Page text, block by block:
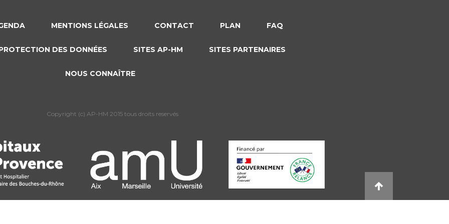
MENTIONS LÉGALES CONTACT PLAN FAQ
DES DONNÉES SITES AP-HM SITES PARTENAIRES
NOUS CONNAÎTRE
Copyright (c) AP-HM 2015 tous droits reservés
de confidentialité, en garantissant la conformité avec les réglementations. Personnalisez vos préférences pour